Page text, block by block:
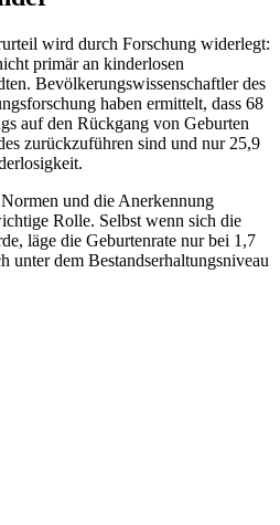
wird durch Forschung widerlegt:
primär an kinderlosen
Bevölkerungswissenschaftler des
haben ermittelt, dass 68
auf den Rückgang von Geburten
zurückzuführen sind und nur 25,9
und die Anerkennung
Rolle. Selbst wenn sich die
läge die Geburtenrate nur bei 1,7
unter dem Bestandserhaltungsniveau